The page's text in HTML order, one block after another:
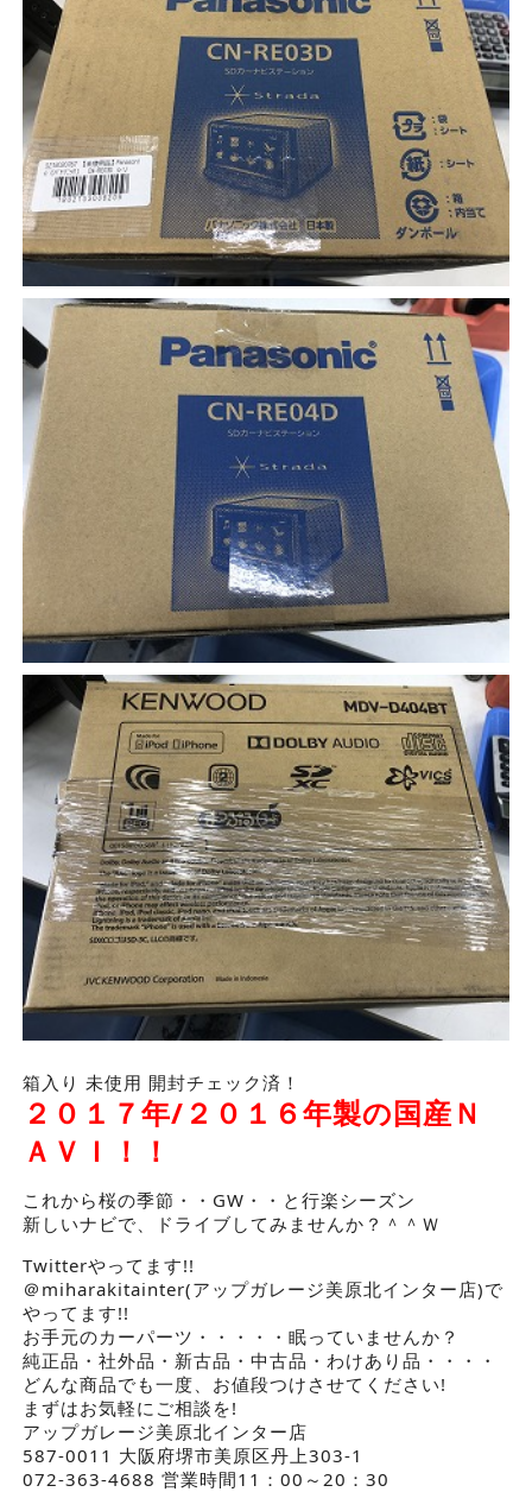
箱入り 未使用 開封チェック済！
２０１７年/２０１６年製の国産Ｎ
ＡＶＩ！！
これから桜の季節・・GW・・と行楽シーズン
新しいナビで、ドライブしてみませんか？＾＾Ｗ
Twitterやってます!!
＠miharakitainter(アップガレージ美原北インター店)で
やってます!!
お手元のカーパーツ・・・・・眠っていませんか？
純正品・社外品・新古品・中古品・わけあり品・・・・
どんな商品でも一度、お値段つけさせてください!
まずはお気軽にご相談を!
アップガレージ美原北インター店
587-0011 大阪府堺市美原区丹上303-1
072-363-4688 営業時間11：00～20：30